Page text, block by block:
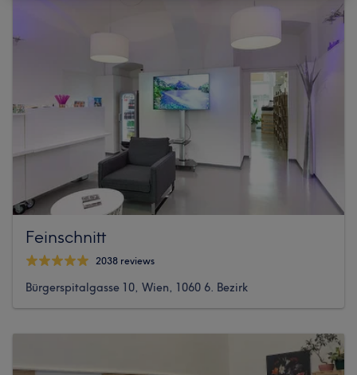
Feinschnitt
2038 reviews
Bürgerspitalgasse 10, Wien, 1060 6. Bezirk